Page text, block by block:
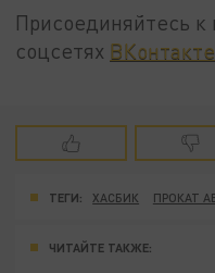
Присоединяйтесь к
соцсетях ВКонтакте
ТЕГИ: ХАСБИК ПРОКАТ
ЧИТАЙТЕ ТАКЖЕ: